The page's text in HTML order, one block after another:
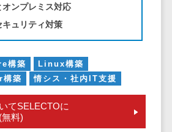
バー・ネットワーク監視>
理システム>
テム連携ツール（iPaaS）>
ウド接続サービス>
EFOツール
LP作成サービ
広告運用代行
Webアンケー
トシステム
Web接客ツー
ル
オンプレミス対応
キュリティ対策
構築
Linux構築
築
情シス・社内IT支援
てSELECTOに
料)